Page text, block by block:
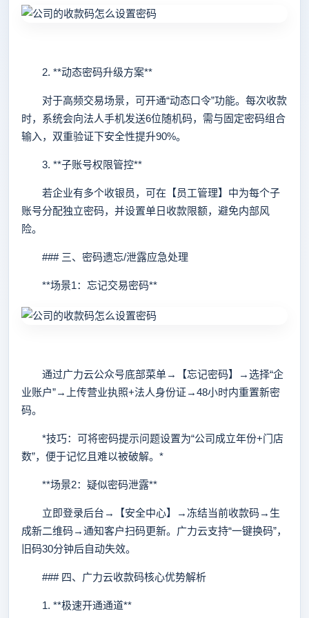
2. **动态密码升级方案**
对于高频交易场景，可开通“动态口令”功能。每次收款
时，系统会向法人手机发送6位随机码，需与固定密码组合
输入，双重验证下安全性提升90%。
3. **子账号权限管控**
若企业有多个收银员，可在【员工管理】中为每个子
账号分配独立密码，并设置单日收款限额，避免内部风
险。
### 三、密码遗忘/泄露应急处理
**场景1：忘记交易密码**
通过广力云公众号底部菜单→【忘记密码】→选择“企
业账户”→上传营业执照+法人身份证→48小时内重置新密
码。
*技巧：可将密码提示问题设置为“公司成立年份+门店
数”，便于记忆且难以被破解。*
**场景2：疑似密码泄露**
立即登录后台→【安全中心】→冻结当前收款码→生
成新二维码→通知客户扫码更新。广力云支持“一键换码”，
旧码30分钟后自动失效。
### 四、广力云收款码核心优势解析
1. **极速开通通道**